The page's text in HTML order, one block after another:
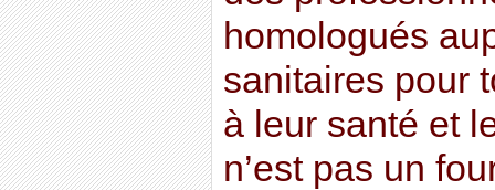
homologués
sanitaires pour
à leur santé et
n’est pas un